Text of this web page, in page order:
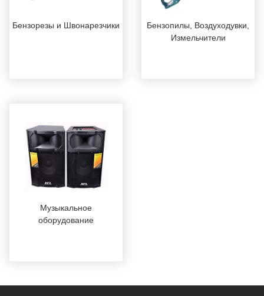
Бензорезы и Швонарезчики
Бензопилы, Воздуходувки,
Измельчители
Музыкальное
оборудование